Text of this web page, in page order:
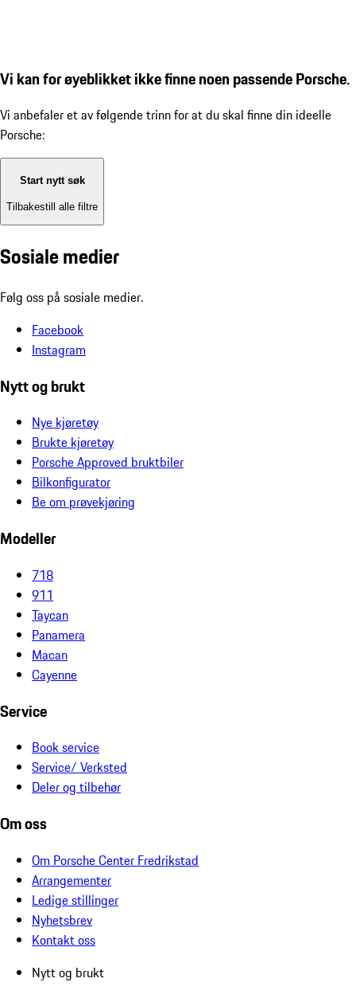
Vi kan for øyeblikket ikke finne noen passende Porsche.
Vi anbefaler et av følgende trinn for at du skal finne din ideelle
Porsche:
Start nytt søk
Tilbakestill alle filtre
Sosiale medier
Følg oss på sosiale medier.
Facebook
Instagram
Nytt og brukt
Nye kjøretøy
Brukte kjøretøy
Porsche Approved bruktbiler
Bilkonfigurator
Be om prøvekjøring
Modeller
718
911
Taycan
Panamera
Macan
Cayenne
Service
Book service
Service/ Verksted
Deler og tilbehør
Om oss
Om Porsche Center Fredrikstad
Arrangementer
Ledige stillinger
Nyhetsbrev
Kontakt oss
Nytt og brukt